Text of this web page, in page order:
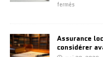
fermés
Assurance
considérer